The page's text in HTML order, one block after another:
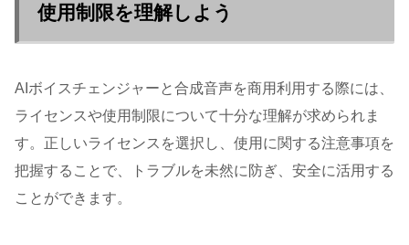
使用制限を理解しよう
AIボイスチェンジャーと合成音声を商用利用する際には、
ライセンスや使用制限について十分な理解が求められま
す。正しいライセンスを選択し、使用に関する注意事項を
把握することで、トラブルを未然に防ぎ、安全に活用する
ことができます。